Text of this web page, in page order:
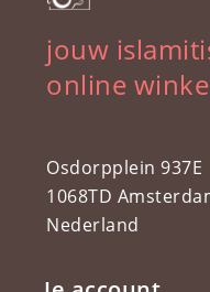
jouw
online
Osdorpplein 937E
1068TD
Nederland